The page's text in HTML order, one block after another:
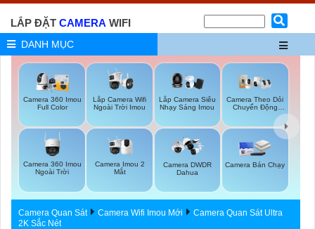
LẮP ĐẶT CAMERA WIFI
DANH MỤC
Camera 360 Imou
Full Color
Lắp Camera Wifi
Ngoài Trời Imou
Lắp Camera Siêu
Nhạy Sáng Imou
Camera Theo Dỏi
Chuyển Động
Camera 360 Imou
Ngoài Trời
Camera Imou 2
Mắt
Camera DWDR
Dahua
Camera Bán Chạy
Camera Quan Sát Camera Wifi Imou Mới
Camera Quan Sát Ultra
2K Sắc Nét